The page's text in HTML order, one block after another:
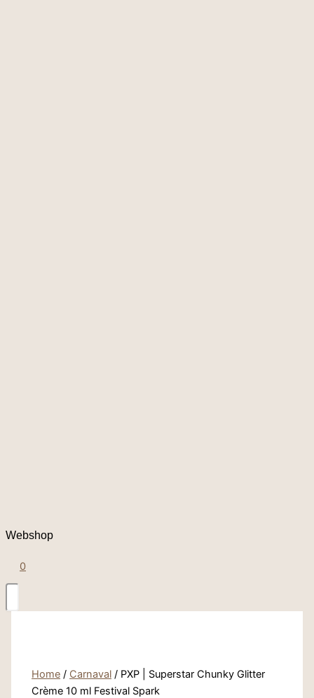
Webshop
0
Home / Carnaval / PXP | Superstar Chunky Glitter
Crème 10 ml Festival Spark